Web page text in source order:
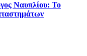
Ναυπλίου: Το